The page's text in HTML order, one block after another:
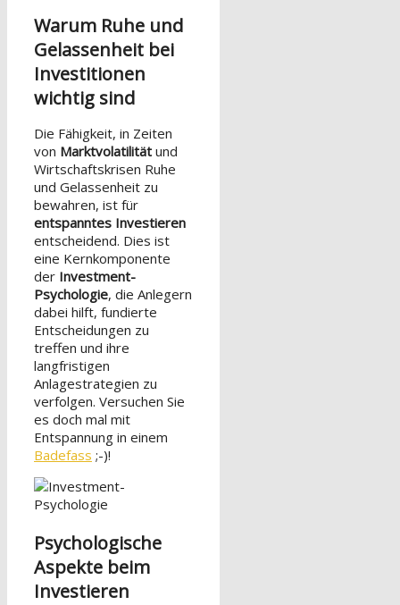
Warum Ruhe und
Gelassenheit bei
Investitionen
wichtig sind
Die Fähigkeit, in Zeiten
von Marktvolatilität und
Wirtschaftskrisen Ruhe
und Gelassenheit zu
bewahren, ist für
entspanntes Investieren
entscheidend. Dies ist
eine Kernkomponente
der Investment-
Psychologie, die Anlegern
dabei hilft, fundierte
Entscheidungen zu
treffen und ihre
langfristigen
Anlagestrategien zu
verfolgen. Versuchen Sie
es doch mal mit
Entspannung in einem
Badefass ;-)!
Psychologische
Aspekte beim
Investieren